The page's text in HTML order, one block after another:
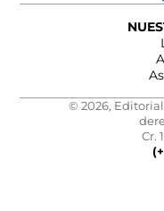
© 2026, Editorial
Cr.